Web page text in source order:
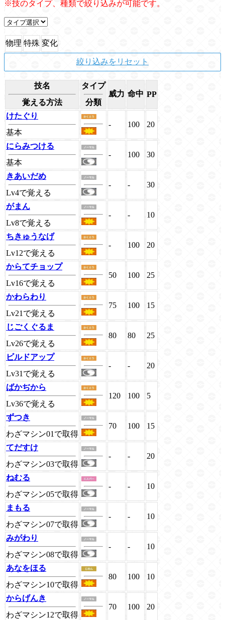
※技のタイプ、種類で絞り込みが可能です。
物理 特殊 変化
絞り込みをリセット
技名
覚える方法
タイプ
分類
威力 命中 PP
けたぐり
基本
- 100 20
にらみつける
基本
- 100 30
きあいだめ
Lv4で覚える
- - 30
がまん
Lv8で覚える
- - 10
ちきゅうなげ
Lv12で覚える
- 100 20
からてチョップ
Lv16で覚える
50 100 25
かわらわり
Lv21で覚える
75 100 15
じごくぐるま
Lv26で覚える
80 80 25
ビルドアップ
Lv31で覚える
- - 20
ばかぢから
Lv36で覚える
120 100 5
ずつき
わざマシン01で取得
70 100 15
てだすけ
わざマシン03で取得
- - 20
ねむる
わざマシン05で取得
- - 10
まもる
わざマシン07で取得
- - 10
みがわり
わざマシン08で取得
- - 10
あなをほる
わざマシン10で取得
80 100 10
からげんき
わざマシン12で取得
70 100 20